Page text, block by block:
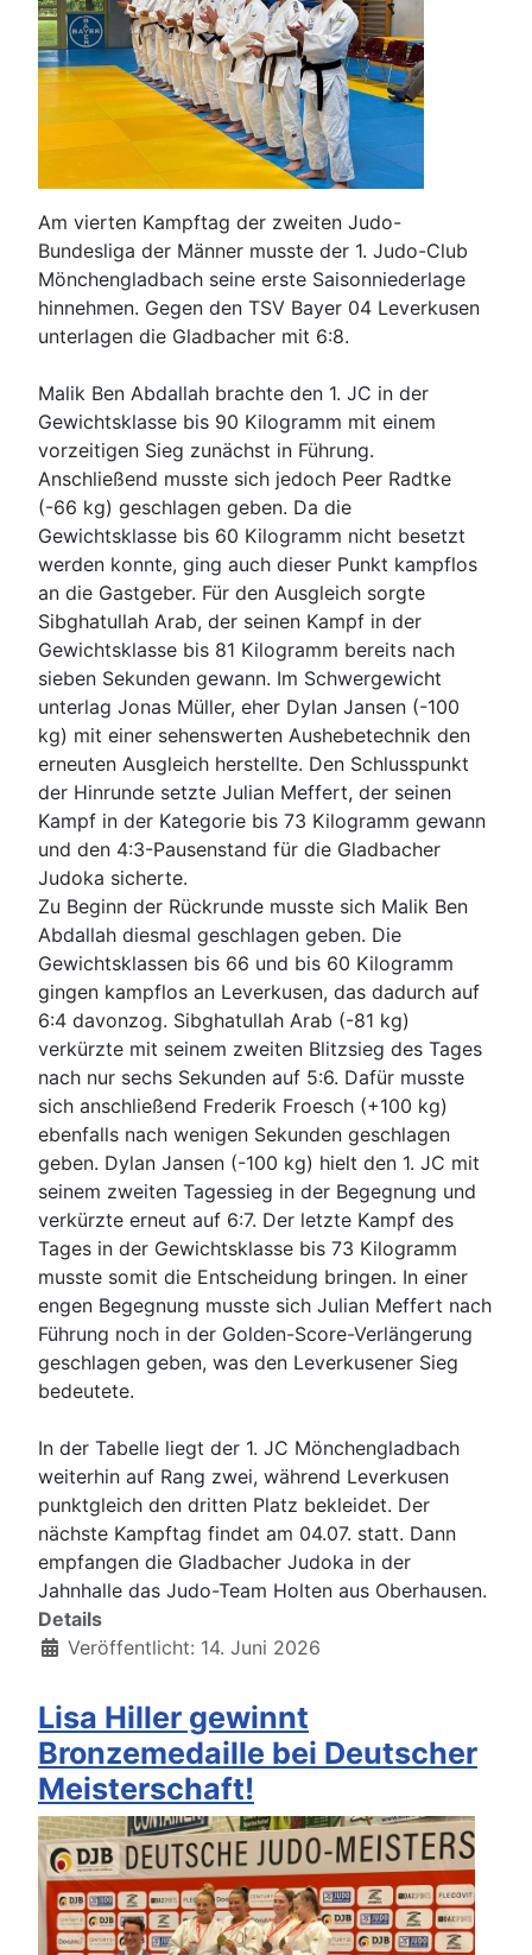
Am vierten Kampftag der zweiten Judo-
Bundesliga der Männer musste der 1. Judo-Club
Mönchengladbach seine erste Saisonniederlage
hinnehmen. Gegen den TSV Bayer 04 Leverkusen
unterlagen die Gladbacher mit 6:8.
Malik Ben Abdallah brachte den 1. JC in der
Gewichtsklasse bis 90 Kilogramm mit einem
vorzeitigen Sieg zunächst in Führung.
Anschließend musste sich jedoch Peer Radtke
(-66 kg) geschlagen geben. Da die
Gewichtsklasse bis 60 Kilogramm nicht besetzt
werden konnte, ging auch dieser Punkt kampflos
an die Gastgeber. Für den Ausgleich sorgte
Sibghatullah Arab, der seinen Kampf in der
Gewichtsklasse bis 81 Kilogramm bereits nach
sieben Sekunden gewann. Im Schwergewicht
unterlag Jonas Müller, eher Dylan Jansen (-100
kg) mit einer sehenswerten Aushebetechnik den
erneuten Ausgleich herstellte. Den Schlusspunkt
der Hinrunde setzte Julian Meffert, der seinen
Kampf in der Kategorie bis 73 Kilogramm gewann
und den 4:3-Pausenstand für die Gladbacher
Judoka sicherte.
Zu Beginn der Rückrunde musste sich Malik Ben
Abdallah diesmal geschlagen geben. Die
Gewichtsklassen bis 66 und bis 60 Kilogramm
gingen kampflos an Leverkusen, das dadurch auf
6:4 davonzog. Sibghatullah Arab (-81 kg)
verkürzte mit seinem zweiten Blitzsieg des Tages
nach nur sechs Sekunden auf 5:6. Dafür musste
sich anschließend Frederik Froesch (+100 kg)
ebenfalls nach wenigen Sekunden geschlagen
geben. Dylan Jansen (-100 kg) hielt den 1. JC mit
seinem zweiten Tagessieg in der Begegnung und
verkürzte erneut auf 6:7. Der letzte Kampf des
Tages in der Gewichtsklasse bis 73 Kilogramm
musste somit die Entscheidung bringen. In einer
engen Begegnung musste sich Julian Meffert nach
Führung noch in der Golden-Score-Verlängerung
geschlagen geben, was den Leverkusener Sieg
bedeutete.
In der Tabelle liegt der 1. JC Mönchengladbach
weiterhin auf Rang zwei, während Leverkusen
punktgleich den dritten Platz bekleidet. Der
nächste Kampftag findet am 04.07. statt. Dann
empfangen die Gladbacher Judoka in der
Jahnhalle das Judo-Team Holten aus Oberhausen.
Details
Veröffentlicht: 14. Juni 2026
Lisa Hiller gewinnt
Bronzemedaille bei Deutscher
Meisterschaft!